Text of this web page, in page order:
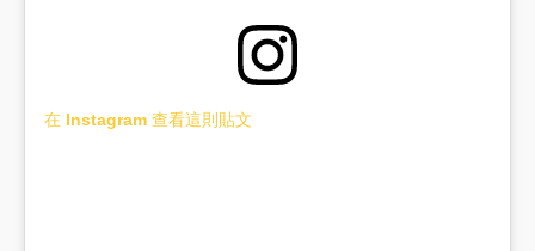
在 Instagram 查看這則貼文